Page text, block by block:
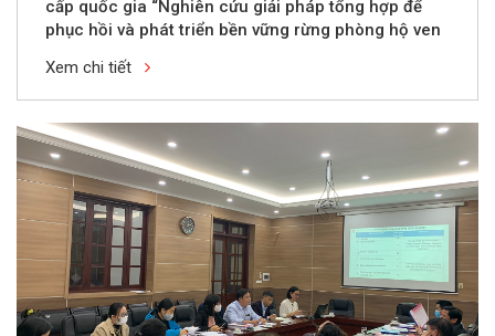
cấp quốc gia “Nghiên cứu giải pháp tổng hợp để
phục hồi và phát triển bền vững rừng phòng hộ ven
Xem chi tiết